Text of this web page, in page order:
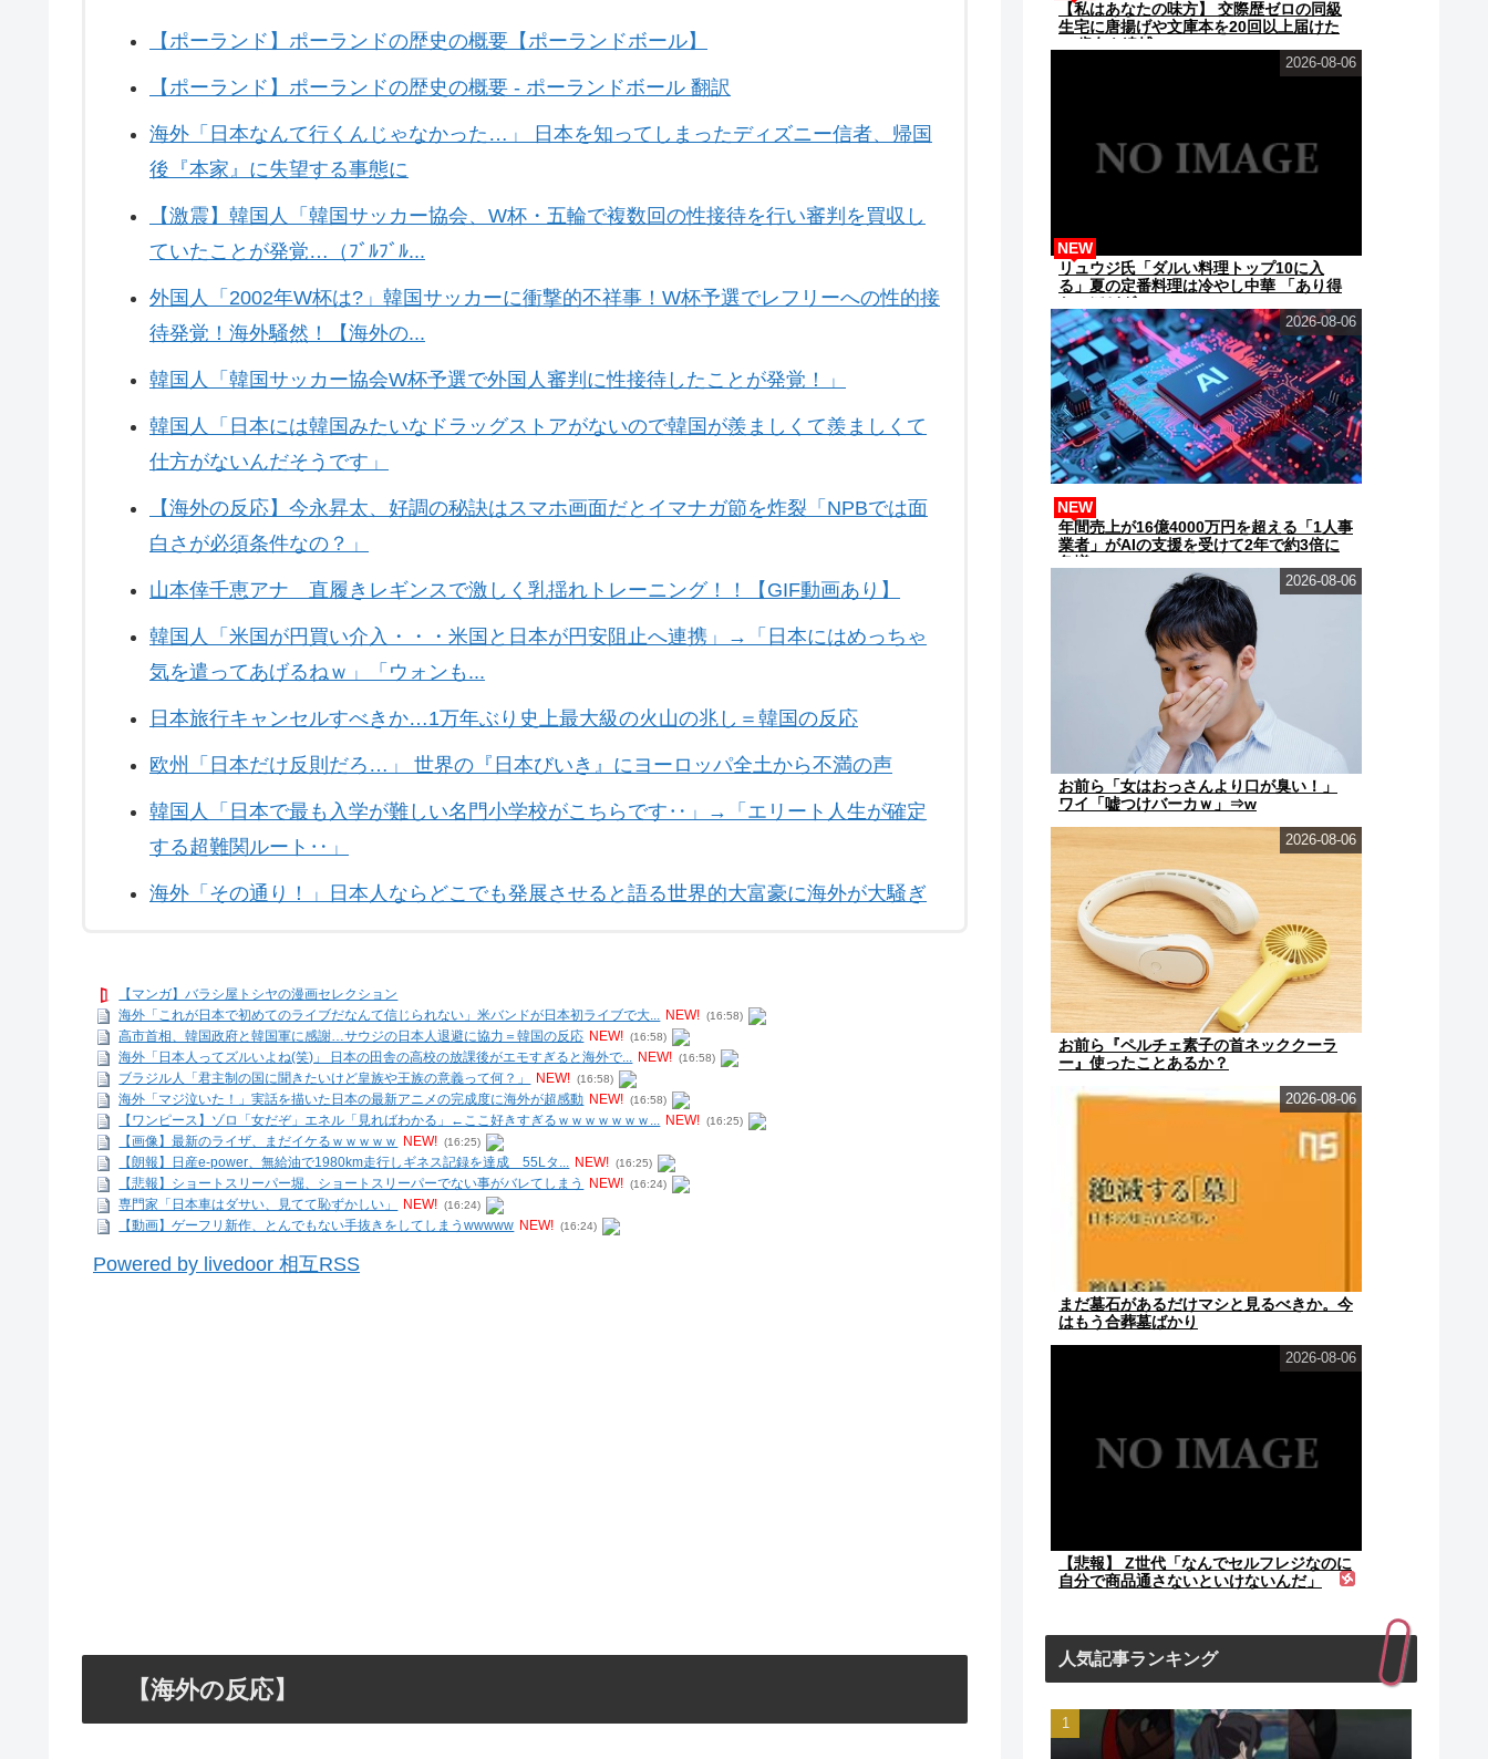
【ポーランド】ポーランドの歴史の概要【ポーランドボール】
【ポーランド】ポーランドの歴史の概要 - ポーランドボール 翻訳
海外「日本なんて行くんじゃなかった…」 日本を知ってしまったディズニー信者、帰国
後『本家』に失望する事態に
【激震】韓国人「韓国サッカー協会、W杯・五輪で複数回の性接待を行い審判を買収し
ていたことが発覚…（ﾌﾞﾙﾌﾞﾙ...
外国人「2002年W杯は?」韓国サッカーに衝撃的不祥事！W杯予選でレフリーへの性的接
待発覚！海外騒然！【海外の...
韓国人「韓国サッカー協会W杯予選で外国人審判に性接待したことが発覚！」
韓国人「日本には韓国みたいなドラッグストアがないので韓国が羨ましくて羨ましくて
仕方がないんだそうです」
【海外の反応】今永昇太、好調の秘訣はスマホ画面だとイマナガ節を炸裂「NPBでは面
白さが必須条件なの？」
山本倖千恵アナ 直履きレギンスで激しく乳揺れトレーニング！！【GIF動画あり】
韓国人「米国が円買い介入・・・米国と日本が円安阻止へ連携」→「日本にはめっちゃ
気を遣ってあげるねｗ」「ウォンも...
日本旅行キャンセルすべきか…1万年ぶり史上最大級の火山の兆し＝韓国の反応
欧州「日本だけ反則だろ…」 世界の『日本びいき』にヨーロッパ全土から不満の声
韓国人「日本で最も入学が難しい名門小学校がこちらです‥」→「エリート人生が確定
する超難関ルート‥」
海外「その通り！」日本人ならどこでも発展させると語る世界的大富豪に海外が大騒ぎ
【マンガ】バラシ屋トシヤの漫画セレクション
海外「これが日本で初めてのライブだなんて信じられない」米バンドが日本初ライブで大... NEW! (16:58)
高市首相、韓国政府と韓国軍に感謝…サウジの日本人退避に協力＝韓国の反応 NEW! (16:58)
海外「日本人ってズルいよね(笑)」 日本の田舎の高校の放課後がエモすぎると海外で... NEW! (16:58)
ブラジル人「君主制の国に聞きたいけど皇族や王族の意義って何？」 NEW! (16:58)
海外「マジ泣いた！」実話を描いた日本の最新アニメの完成度に海外が超感動 NEW! (16:58)
【ワンピース】ゾロ「女だぞ」エネル「見ればわかる」←ここ好きすぎるｗｗｗｗｗｗｗ... NEW! (16:25)
【画像】最新のライザ、まだイケるｗｗｗｗｗ NEW! (16:25)
【朗報】日産e-power、無給油で1980km走行しギネス記録を達成 55Lタ... NEW! (16:25)
【悲報】ショートスリーパー堀、ショートスリーパーでない事がバレてしまう NEW! (16:24)
専門家「日本車はダサい、見てて恥ずかしい」 NEW! (16:24)
【動画】ゲーフリ新作、とんでもない手抜きをしてしまうwwwww NEW! (16:24)
Powered by livedoor 相互RSS
【海外の反応】
【私はあなたの味方】 交際歴ゼロの同級
生宅に唐揚げや文庫本を20回以上届けた
リュウジ氏「ダルい料理トップ10に入
る」夏の定番料理は冷やし中華 「あり得
NEW
2026-08-06
年間売上が16億4000万円を超える「1人事
業者」がAIの支援を受けて2年で約3倍に
NEW
2026-08-06
お前ら「女はおっさんより口が臭い！」
ワイ「嘘つけバーカｗ」⇒w
2026-08-06
お前ら『ペルチェ素子の首ネッククーラ
ー』使ったことあるか？
2026-08-06
まだ墓石があるだけマシと見るべきか。今
はもう合葬墓ばかり
2026-08-06
【悲報】 Z世代「なんでセルフレジなのに
自分で商品通さないといけないんだ」
2026-08-06
人気記事ランキング